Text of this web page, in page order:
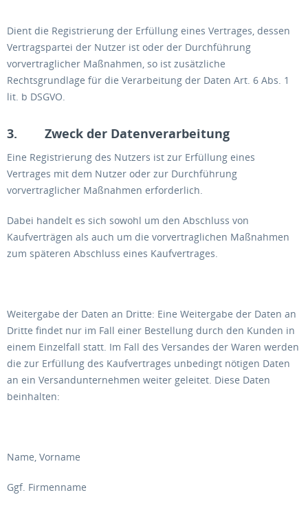
Dient die Registrierung der Erfüllung eines Vertrages, dessen
Vertragspartei der Nutzer ist oder der Durchführung
vorvertraglicher Maßnahmen, so ist zusätzliche
Rechtsgrundlage für die Verarbeitung der Daten Art. 6 Abs. 1
lit. b DSGVO.
3. Zweck der Datenverarbeitung
Eine Registrierung des Nutzers ist zur Erfüllung eines
Vertrages mit dem Nutzer oder zur Durchführung
vorvertraglicher Maßnahmen erforderlich.
Dabei handelt es sich sowohl um den Abschluss von
Kaufverträgen als auch um die vorvertraglichen Maßnahmen
zum späteren Abschluss eines Kaufvertrages.
Weitergabe der Daten an Dritte: Eine Weitergabe der Daten an
Dritte findet nur im Fall einer Bestellung durch den Kunden in
einem Einzelfall statt. Im Fall des Versandes der Waren werden
die zur Erfüllung des Kaufvertrages unbedingt nötigen Daten
an ein Versandunternehmen weiter geleitet. Diese Daten
beinhalten:
Name, Vorname
Ggf. Firmenname